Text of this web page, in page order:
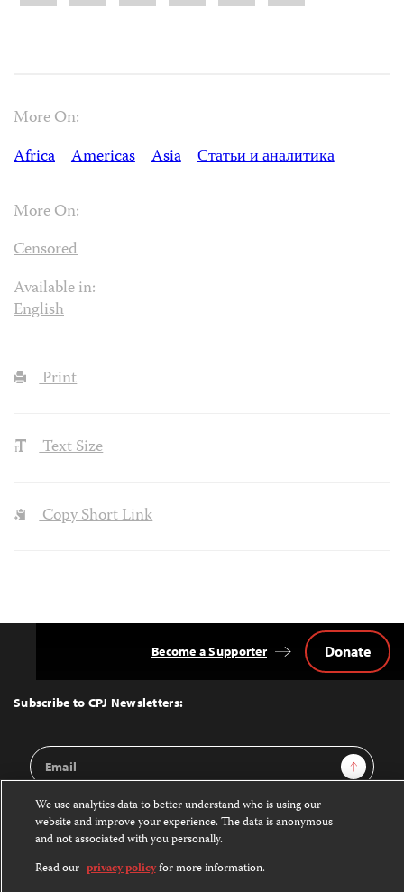
More On:
Africa
Americas Asia Статьи и аналитика
More On:
Censored
Available in:
English
Print
Text Size
Copy Short Link
Top
Subscribe to CPJ Newsletters:
Email
Address
Sign Up
Become a Supporter Donate
We use analytics data to better understand who is using our
website and improve your experience. The data is anonymous
and not associated with you personally.
Read our privacy policyfor more information.